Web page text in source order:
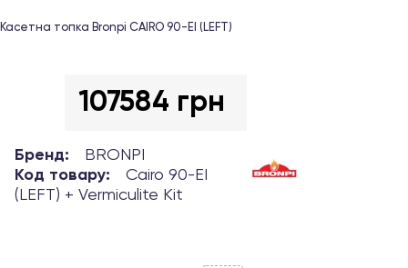
Касетна топка Bronpi CAIRO 90-EI (LEFT)
107584 грн
Бренд:
BRONPI
Код товару:
Cairo 90-EI
(LEFT) + Vermiculite Kit